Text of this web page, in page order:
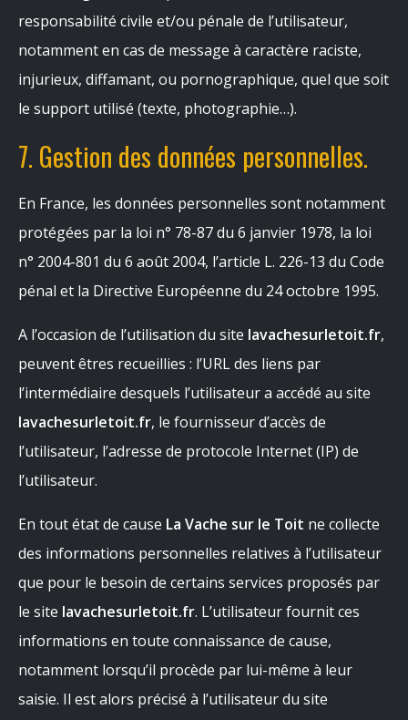
responsabilité civile et/ou pénale de l’utilisateur,
notamment en cas de message à caractère raciste,
injurieux, diffamant, ou pornographique, quel que soit
le support utilisé (texte, photographie…).
7. Gestion des données personnelles.
En France, les données personnelles sont notamment
protégées par la loi n° 78-87 du 6 janvier 1978, la loi
n° 2004-801 du 6 août 2004, l’article L. 226-13 du Code
pénal et la Directive Européenne du 24 octobre 1995.
A l’occasion de l’utilisation du site lavachesurletoit.fr,
peuvent êtres recueillies : l’URL des liens par
l’intermédiaire desquels l’utilisateur a accédé au site
lavachesurletoit.fr, le fournisseur d’accès de
l’utilisateur, l’adresse de protocole Internet (IP) de
l’utilisateur.
En tout état de cause La Vache sur le Toit ne collecte
des informations personnelles relatives à l’utilisateur
que pour le besoin de certains services proposés par
le site lavachesurletoit.fr. L’utilisateur fournit ces
informations en toute connaissance de cause,
notamment lorsqu’il procède par lui-même à leur
saisie. Il est alors précisé à l’utilisateur du site